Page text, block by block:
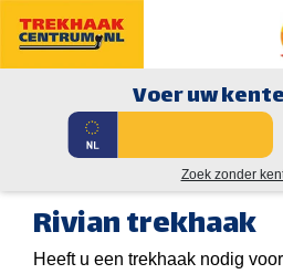
Voer uw
Zoek zonder
Rivian trekhaak
Heeft u een trekhaak nodig